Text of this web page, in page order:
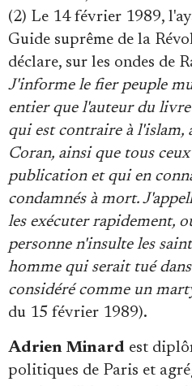
(2) Le 14 février 1989,
Guide suprême de la
déclare, sur les ondes de
J'informe le fier peuple
entier que l'auteur du livre
qui est contraire à l'islam,
Coran, ainsi que tous
publication et qui en
condamnés à mort.
les exécuter rapidement,
personne n'insulte les
homme qui serait tué
considéré comme un
du 15 février 1989).
Adrien Minard est
politiques de Paris et